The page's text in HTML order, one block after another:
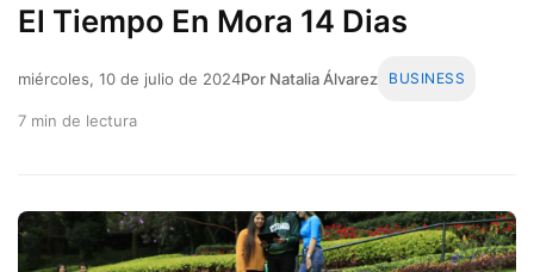
El Tiempo En Mora 14 Dias
miércoles, 10 de julio de 2024Por Natalia Álvarez BUSINESS
7 min de lectura